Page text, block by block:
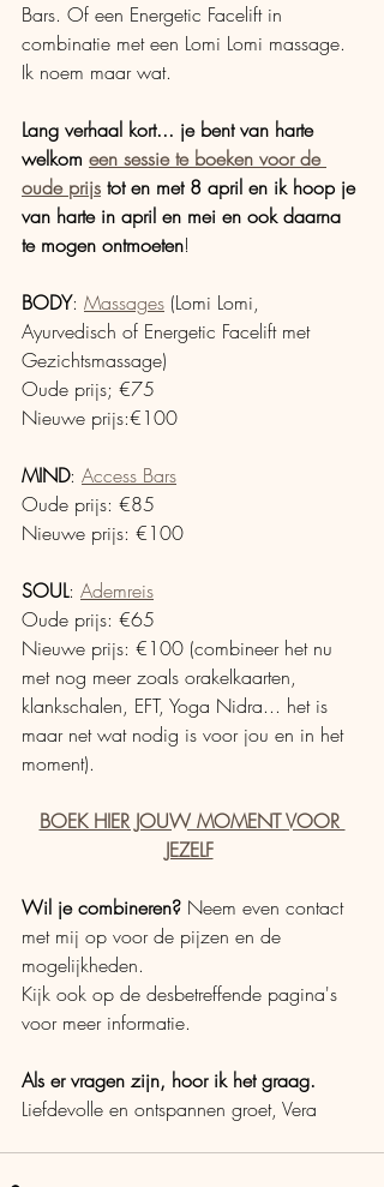
Bars. Of een Energetic Facelift in
combinatie met een Lomi Lomi massage.
Ik noem maar wat.
Lang verhaal kort... je bent van harte
welkom een sessie te boeken voor de
oude prijs tot en met 8 april en ik hoop je
van harte in april en mei en ook daarna
te mogen ontmoeten!
BODY: Massages (Lomi Lomi,
Ayurvedisch of Energetic Facelift met
Gezichtsmassage)
Oude prijs; €75
Nieuwe prijs:€100
MIND: Access Bars
Oude prijs: €85
Nieuwe prijs: €100
SOUL: Ademreis
Oude prijs: €65
Nieuwe prijs: €100 (combineer het nu
met nog meer zoals orakelkaarten,
klankschalen, EFT, Yoga Nidra... het is
maar net wat nodig is voor jou en in het
moment).
BOEK HIER JOUW MOMENT VOOR
JEZELF
Wil je combineren? Neem even contact
met mij op voor de pijzen en de
mogelijkheden.
Kijk ook op de desbetreffende pagina's
voor meer informatie.
Als er vragen zijn, hoor ik het graag.
Liefdevolle en ontspannen groet, Vera